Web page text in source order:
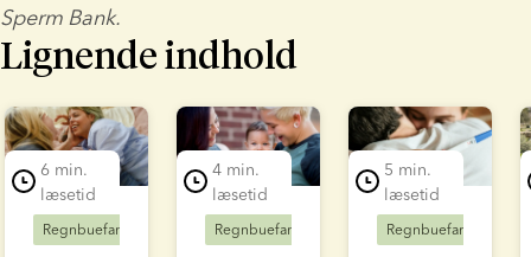
Sperm Bank.
Lignende indhold
1 of 7
6 min.
læsetid
Regnbuefamilier Fertilitetsbehandling
4 min.
læsetid
Regnbuefamilier Fertilitetsbehandling
5 min.
læsetid
Regnbuefamilier